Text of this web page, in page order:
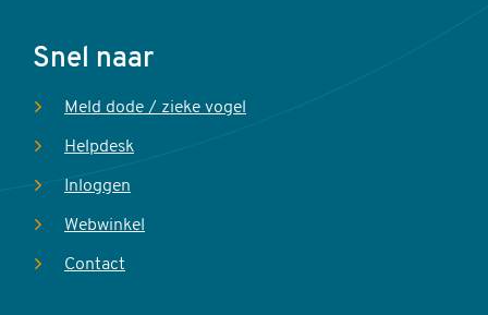
Voet
Snel naar
Meld dode / zieke vogel
Helpdesk
Inloggen
Webwinkel
Contact